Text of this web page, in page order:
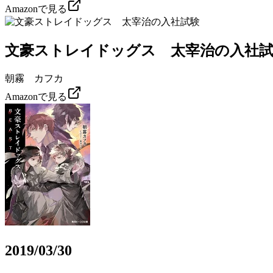
Amazonで見る
文豪ストレイドッグス 太宰治の入社
朝霧 カフカ
Amazonで見る
2019/03/30